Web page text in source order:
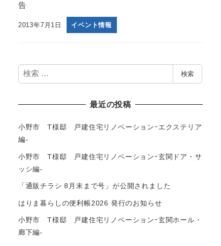
告
2013年7月1日 イベント情報
検
索
検索
最近の投稿
小野市 T様邸 戸建住宅リノベーションｰエクステリア
編-
小野市 T様邸 戸建住宅リノベーションｰ玄関ドア・サ
ッシ編-
「通販チラシ 8月末まで号」が公開されました
はりま暮らしの便利帳2026 発行のお知らせ
小野市 T様邸 戸建住宅リノベーションｰ玄関ホール・
廊下編-